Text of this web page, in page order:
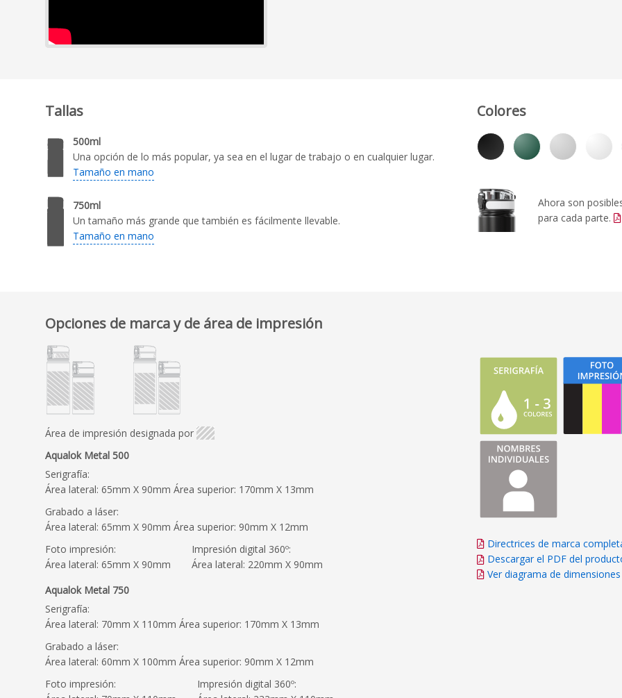
Tallas
500ml
Una opción de lo más popular, ya sea en el lugar de trabajo o en cualquier lugar.
Tamaño en mano
750ml
Un tamaño más grande que también es fácilmente llevable.
Tamaño en mano
Colores
Ahora son
para cada parte.
Opciones de marca y de área de impresión
Área de impresión designada por
Aqualok Metal 500
Serigrafía:
Área lateral: 65mm X 90mm Área superior: 170mm X 13mm
Grabado a láser:
Área lateral: 65mm X 90mm Área superior: 90mm X 12mm
Foto impresión:
Área lateral: 65mm X 90mm
Impresión digital 360º:
Área lateral: 220mm X 90mm
Aqualok Metal 750
Serigrafía:
Área lateral: 70mm X 110mm Área superior: 170mm X 13mm
Grabado a láser:
Área lateral: 60mm X 100mm Área superior: 90mm X 12mm
Foto impresión:
Impresión digital 360º:
Directrices de marca
Descargar el PDF del
Ver diagrama de dimensiones